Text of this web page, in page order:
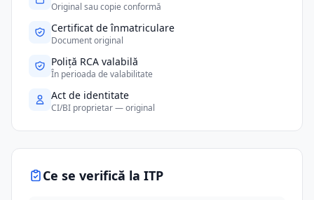
Original sau copie conformă
Certificat de înmatriculare
Document original
Poliță RCA valabilă
În perioada de valabilitate
Act de identitate
CI/BI proprietar — original
Ce se verifică la ITP